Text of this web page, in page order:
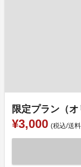
限定プラン（オ
¥3,000 (税込/送